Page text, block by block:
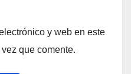
y web en este
que comente.